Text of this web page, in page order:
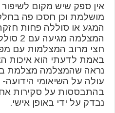
אין ספק שיש מקום
מושלמת וכן חסכו פה
חצי מרוב המצלמות עם
באמת לדעתי הוא איכות
נראה שהמצלמה מצלמת
עולה על השיאומי
בהתבססות על סקירות
נבדק על ידי באופן אישי.